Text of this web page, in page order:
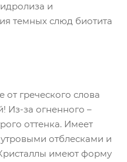
и
темных слюд биотита
греческого слова
Из-за огненного –
оттенка. Имеет
отблесками и
имеют форму